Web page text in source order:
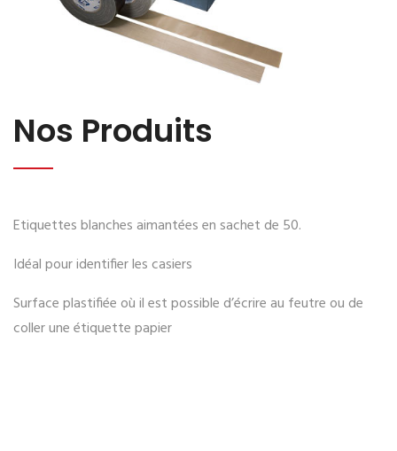
Nos Produits
Etiquettes blanches aimantées en sachet de 50.
Idéal pour identifier les casiers
Surface plastifiée où il est possible d’écrire au feutre ou de
coller une étiquette papier